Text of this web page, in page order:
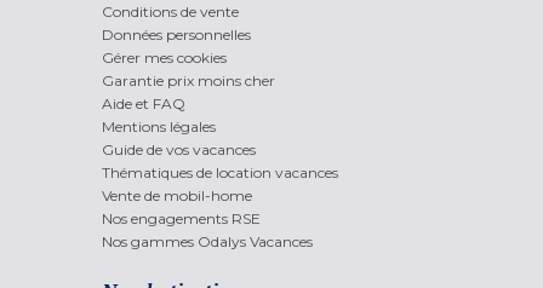
Conditions de vente
Données personnelles
Gérer mes cookies
Garantie prix moins cher
Aide et FAQ
Mentions légales
Guide de vos vacances
Thématiques de location vacances
Vente de mobil-home
Nos engagements RSE
Nos gammes Odalys Vacances